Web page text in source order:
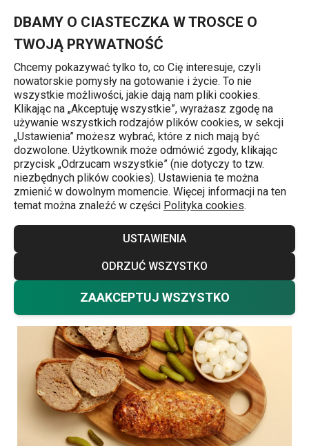
DBAMY O CIASTECZKA W TROSCE O
TWOJĄ PRYWATNOŚĆ
Chcemy pokazywać tylko to, co Cię interesuje, czyli
nowatorskie pomysły na gotowanie i życie. To nie
wszystkie możliwości, jakie dają nam pliki cookies.
Klikając na „Akceptuję wszystkie”, wyrażasz zgodę na
używanie wszystkich rodzajów plików cookies, w sekcji
„Ustawienia” możesz wybrać, które z nich mają być
dozwolone. Użytkownik może odmówić zgody, klikając
przycisk „Odrzucam wszystkie” (nie dotyczy to tzw.
niezbędnych plików cookies). Ustawienia te można
zmienić w dowolnym momencie. Więcej informacji na ten
temat można znaleźć w części Polityka cookies.
USTAWIENIA
ODRZUĆ WSZYSTKO
ZAAKCEPTUJ WSZYSTKO
Przepisy
Pieczeń z mięsa
mielonego z
frytkownicy na
gorące powietrze
29.05.2026